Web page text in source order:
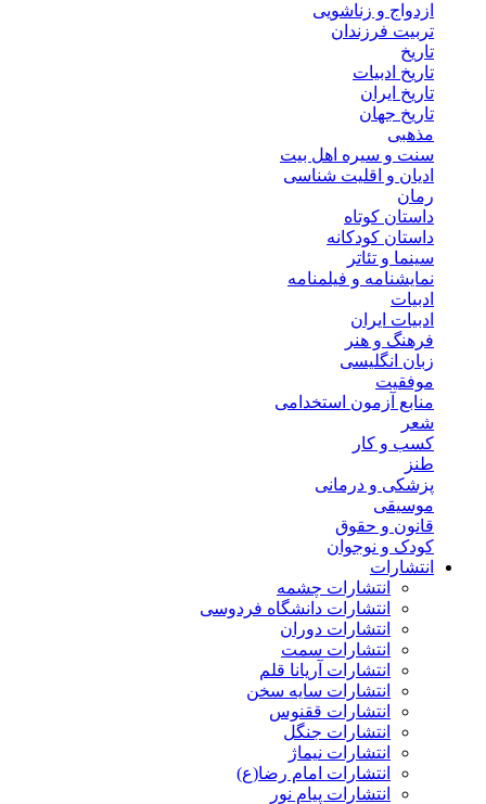
ازدواج و زناشویی
تربیت فرزندان
تاریخ
تاریخ ادبیات
تاریخ ایران
تاریخ جهان
مذهبی
سنت و سیره اهل بیت
ادیان و اقلیت شناسی
رمان
داستان کوتاه
داستان کودکانه
سینما و تئاتر
نمایشنامه و فیلمنامه
ادبیات
ادبیات ایران
فرهنگ و هنر
زبان انگلیسی
موفقیت
منابع آزمون استخدامی
شعر
کسب و کار
طنز
پزشکی و درمانی
موسیقی
قانون و حقوق
کودک و نوجوان
انتشارات
انتشارات چشمه
انتشارات دانشگاه فردوسی
انتشارات دوران
انتشارات سمت
انتشارات آریانا قلم
انتشارات سایه سخن
انتشارات ققنوس
انتشارات جنگل
انتشارات نیماژ
انتشارات امام رضا(ع)
انتشارات پیام نور